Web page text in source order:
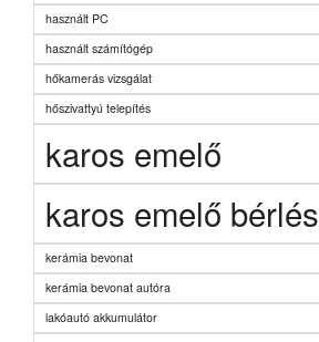
használt PC
használt számítógép
hőkamerás vizsgálat
hőszivattyú telepítés
karos emelő
karos emelő bérlés
kerámia bevonat
kerámia bevonat autóra
lakóautó akkumulátor